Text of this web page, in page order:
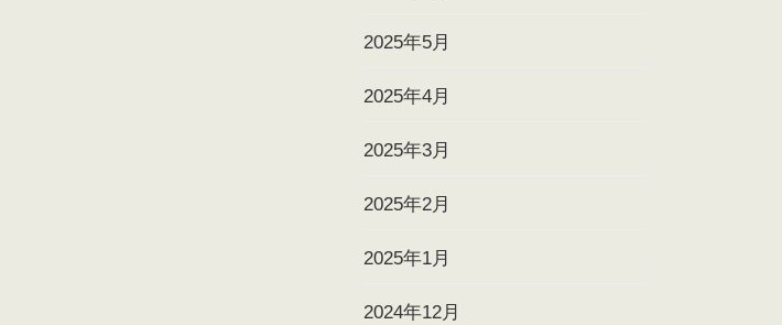
2025年5月
2025年4月
2025年3月
2025年2月
2025年1月
2024年12月